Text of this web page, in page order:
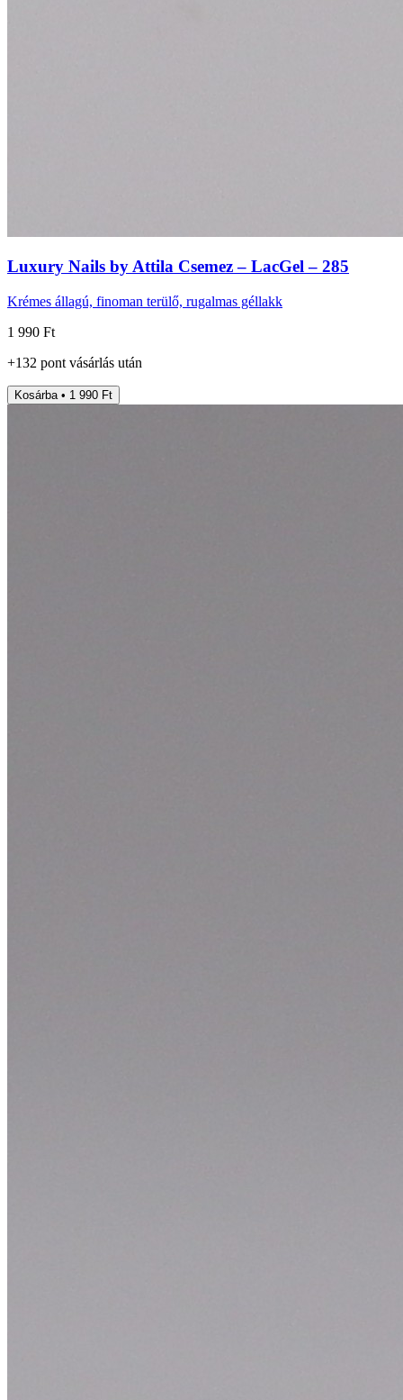
Luxury Nails by Attila Csemez – LacGel – 285
Krémes állagú, finoman terülő, rugalmas géllakk
1 990 Ft
+132 pont vásárlás után
Kosárba • 1 990 Ft